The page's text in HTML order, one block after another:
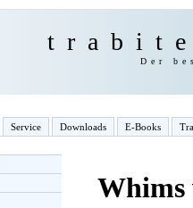
Der
Service Downloads E-Books
Whims